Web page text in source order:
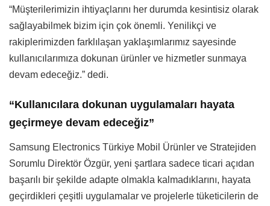
“Müşterilerimizin ihtiyaçlarını her durumda kesintisiz olarak
sağlayabilmek bizim için çok önemli. Yenilikçi ve
rakiplerimizden farklılaşan yaklaşımlarımız sayesinde
kullanıcılarımıza dokunan ürünler ve hizmetler sunmaya
devam edeceğiz.” dedi.
“Kullanıcılara dokunan uygulamaları hayata
geçirmeye devam edeceğiz”
Samsung Electronics Türkiye Mobil Ürünler ve Stratejiden
Sorumlu Direktör Özgür, yeni şartlara sadece ticari açıdan
başarılı bir şekilde adapte olmakla kalmadıklarını, hayata
geçirdikleri çeşitli uygulamalar ve projelerle tüketicilerin de